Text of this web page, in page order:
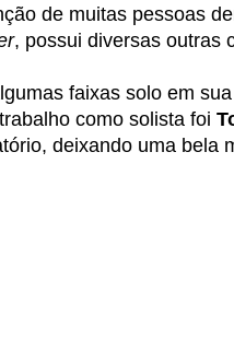
de muitas pessoas
, possui diversas outras
faixas solo em
como solista foi
deixando uma bela